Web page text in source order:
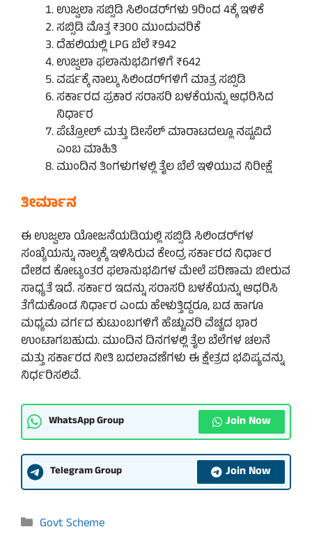
ಉಜ್ವಲಾ ಸಬ್ಸಿಡಿ ಸಿಲಿಂಡರ್‌ಗಳು 9ರಿಂದ 4ಕ್ಕೆ ಇಳಿಕೆ
ಸಬ್ಸಿಡಿ ಮೊತ್ತ ₹300 ಮುಂದುವರಿಕೆ
ದೆಹಲಿಯಲ್ಲಿ LPG ಬೆಲೆ ₹942
ಉಜ್ವಲಾ ಫಲಾನುಭವಿಗಳಿಗೆ ₹642
ವರ್ಷಕ್ಕೆ ನಾಲ್ಕು ಸಿಲಿಂಡರ್‌ಗಳಿಗೆ ಮಾತ್ರ ಸಬ್ಸಿಡಿ
ಸರ್ಕಾರದ ಪ್ರಕಾರ ಸರಾಸರಿ ಬಳಕೆಯನ್ನು ಆಧರಿಸಿದ
ನಿರ್ಧಾರ
ಪೆಟ್ರೋಲ್ ಮತ್ತು ಡೀಸೆಲ್ ಮಾರಾಟದಲ್ಲೂ ನಷ್ಟವಿದೆ
ಎಂಬ ಮಾಹಿತಿ
ಮುಂದಿನ ತಿಂಗಳುಗಳಲ್ಲಿ ತೈಲ ಬೆಲೆ ಇಳಿಯುವ ನಿರೀಕ್ಷೆ
ತೀರ್ಮಾನ
ಈ ಉಜ್ವಲಾ ಯೋಜನೆಯಡಿಯಲ್ಲಿ ಸಬ್ಸಿಡಿ ಸಿಲಿಂಡರ್‌ಗಳ
ಸಂಖ್ಯೆಯನ್ನು ನಾಲ್ಕಕ್ಕೆ ಇಳಿಸಿರುವ ಕೇಂದ್ರ ಸರ್ಕಾರದ ನಿರ್ಧಾರ
ದೇಶದ ಕೋಟ್ಯಂತರ ಫಲಾನುಭವಿಗಳ ಮೇಲೆ ಪರಿಣಾಮ ಬೀರುವ
ಸಾಧ್ಯತೆ ಇದೆ. ಸರ್ಕಾರ ಇದನ್ನು ಸರಾಸರಿ ಬಳಕೆಯನ್ನು ಆಧರಿಸಿ
ತೆಗೆದುಕೊಂಡ ನಿರ್ಧಾರ ಎಂದು ಹೇಳುತ್ತಿದ್ದರೂ, ಬಡ ಹಾಗೂ
ಮಧ್ಯಮ ವರ್ಗದ ಕುಟುಂಬಗಳಿಗೆ ಹೆಚ್ಚುವರಿ ವೆಚ್ಚದ ಭಾರ
ಉಂಟಾಗಬಹುದು. ಮುಂದಿನ ದಿನಗಳಲ್ಲಿ ತೈಲ ಬೆಲೆಗಳ ಚಲನೆ
ಮತ್ತು ಸರ್ಕಾರದ ನೀತಿ ಬದಲಾವಣೆಗಳು ಈ ಕ್ಷೇತ್ರದ ಭವಿಷ್ಯವನ್ನು
ನಿರ್ಧರಿಸಲಿವೆ.
WhatsApp Group Join Now
Telegram Group Join Now
Categories
Govt Scheme